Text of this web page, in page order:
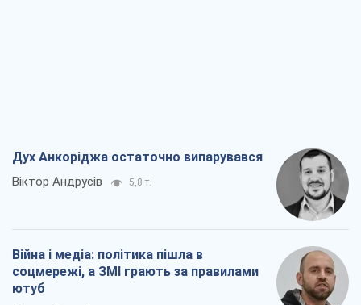
Дух Анкоріджа остаточно випарувався
Віктор Андрусів 5,8 т.
Війна і медіа: політика пішла в
соцмережі, а ЗМІ грають за правилами
ютуб